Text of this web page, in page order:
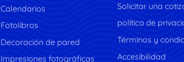
Calendarios
Fotolibros
Decoración de pared
Impresiones fotográficas
Solicitar una
política de
Términos y
Accesibilidad